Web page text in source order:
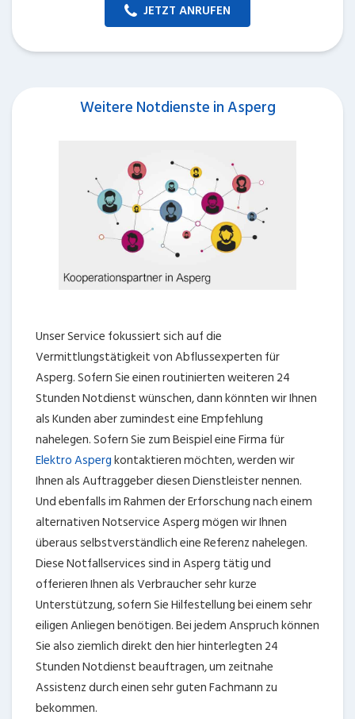
JETZT ANRUFEN
Weitere Notdienste in Asperg
Unser Service fokussiert sich auf die
Vermittlungstätigkeit von Abflussexperten für
Asperg. Sofern Sie einen routinierten weiteren 24
Stunden Notdienst wünschen, dann könnten wir Ihnen
als Kunden aber zumindest eine Empfehlung
nahelegen. Sofern Sie zum Beispiel eine Firma für
Elektro Aspergkontaktieren möchten, werden wir
Ihnen als Auftraggeber diesen Dienstleister nennen.
Und ebenfalls im Rahmen der Erforschung nach einem
alternativen Notservice Asperg mögen wir Ihnen
überaus selbstverständlich eine Referenz nahelegen.
Diese Notfallservices sind in Asperg tätig und
offerieren Ihnen als Verbraucher sehr kurze
Unterstützung, sofern Sie Hilfestellung bei einem sehr
eiligen Anliegen benötigen. Bei jedem Anspruch können
Sie also ziemlich direkt den hier hinterlegten 24
Stunden Notdienst beauftragen, um zeitnahe
Assistenz durch einen sehr guten Fachmann zu
bekommen.